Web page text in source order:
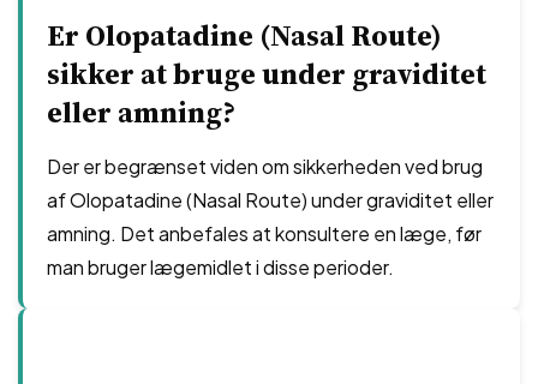
Er Olopatadine (Nasal Route)
sikker at bruge under graviditet
eller amning?
Der er begrænset viden om sikkerheden ved brug
af Olopatadine (Nasal Route) under graviditet eller
amning. Det anbefales at konsultere en læge, før
man bruger lægemidlet i disse perioder.